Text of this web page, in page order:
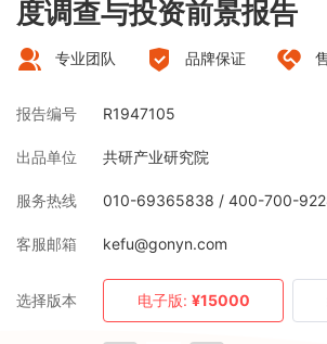
度调查与投资前景报告
专业团队 品牌保证
报告编号 R1947105
出品单位 共研产业研究院
服务热线 010-69365838 / 400-700-
客服邮箱 kefu@gonyn.com
选择版本 电子版: ¥15000